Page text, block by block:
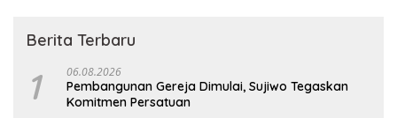
Berita Terbaru
1 06.08.2026
Pembangunan Gereja Dimulai, Sujiwo Tegaskan
Komitmen Persatuan